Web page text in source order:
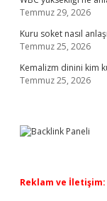
Temmuz 29, 2026
Kuru soket nasıl
Temmuz 25, 2026
Kemalizm dinini kim
Temmuz 25, 2026
Reklam ve İletişim: